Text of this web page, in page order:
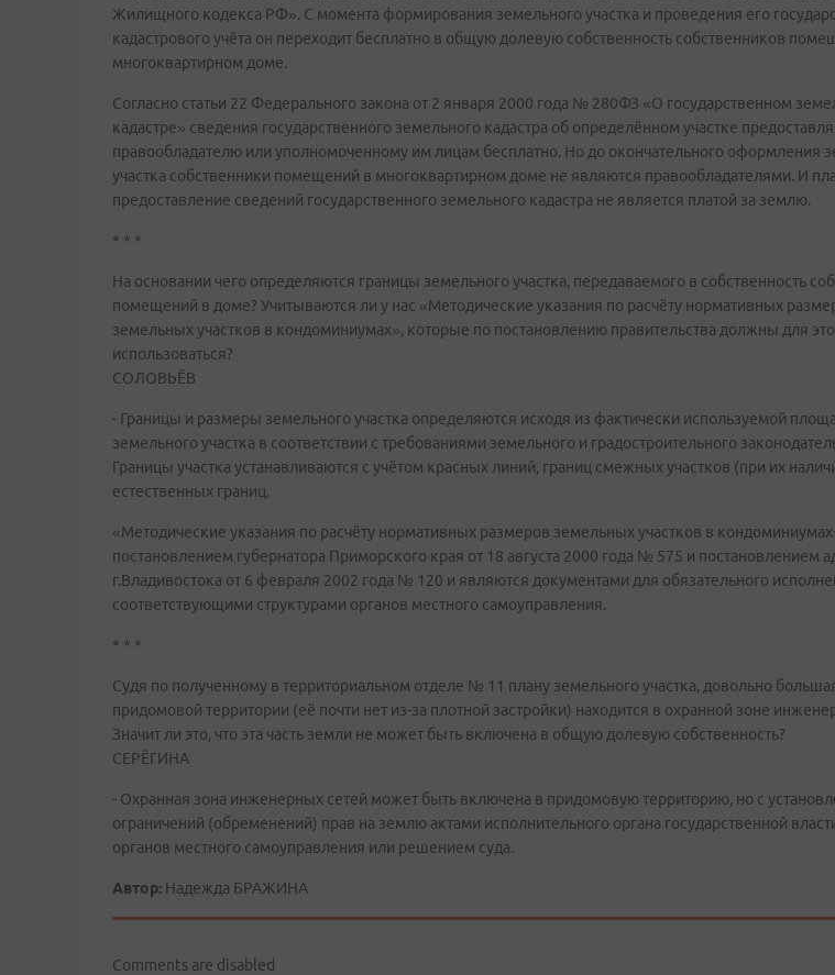
Жилищного кодекса РФ». С момента формирования земельного участка и проведения его
кадастрового учёта он переходит бесплатно в общую долевую собственность собственников
многоквартирном доме.
Согласно статьи 22 Федерального закона от 2 января 2000 года № 280ФЗ «О государственном
кадастре» сведения государственного земельного кадастра об определённом участке
правообладателю или уполномоченному им лицам бесплатно. Но до окончательного оформления
участка собственники помещений в многоквартирном доме не являются правообладателями. И
предоставление сведений государственного земельного кадастра не является платой за землю.
* * *
На основании чего определяются границы земельного участка, передаваемого в собственность
помещений в доме? Учитываются ли у нас «Методические указания по расчёту нормативных
земельных участков в кондоминиумах», которые по постановлению правительства должны для
использоваться?
СОЛОВЬЁВ
- Границы и размеры земельного участка определяются исходя из фактически используемой
земельного участка в соответствии с требованиями земельного и градостроительного
Границы участка устанавливаются с учётом красных линий, границ смежных участков (при их
естественных границ.
«Методические указания по расчёту нормативных размеров земельных участков в
постановлением губернатора Приморского края от 18 августа 2000 года № 575 и постановлением
г.Владивостока от 6 февраля 2002 года № 120 и являются документами для обязательного
соответствующими структурами органов местного самоуправления.
* * *
Судя по полученному в территориальном отделе № 11 плану земельного участка, довольно
придомовой территории (её почти нет из-за плотной застройки) находится в охранной зоне
Значит ли это, что эта часть земли не может быть включена в общую долевую собственность?
СЕРЁГИНА
- Охранная зона инженерных сетей может быть включена в придомовую территорию, но с
ограничений (обременений) прав на землю актами исполнительного органа государственной
органов местного самоуправления или решением суда.
Автор: Надежда БРАЖИНА
Comments are disabled